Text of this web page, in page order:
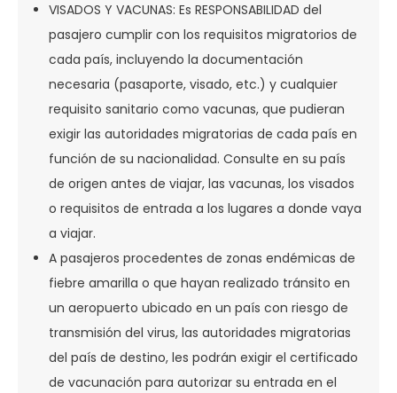
VISADOS Y VACUNAS: Es RESPONSABILIDAD del
pasajero cumplir con los requisitos migratorios de
cada país, incluyendo la documentación
necesaria (pasaporte, visado, etc.) y cualquier
requisito sanitario como vacunas, que pudieran
exigir las autoridades migratorias de cada país en
función de su nacionalidad. Consulte en su país
de origen antes de viajar, las vacunas, los visados
o requisitos de entrada a los lugares a donde vaya
a viajar.
A pasajeros procedentes de zonas endémicas de
fiebre amarilla o que hayan realizado tránsito en
un aeropuerto ubicado en un país con riesgo de
transmisión del virus, las autoridades migratorias
del país de destino, les podrán exigir el certificado
de vacunación para autorizar su entrada en el